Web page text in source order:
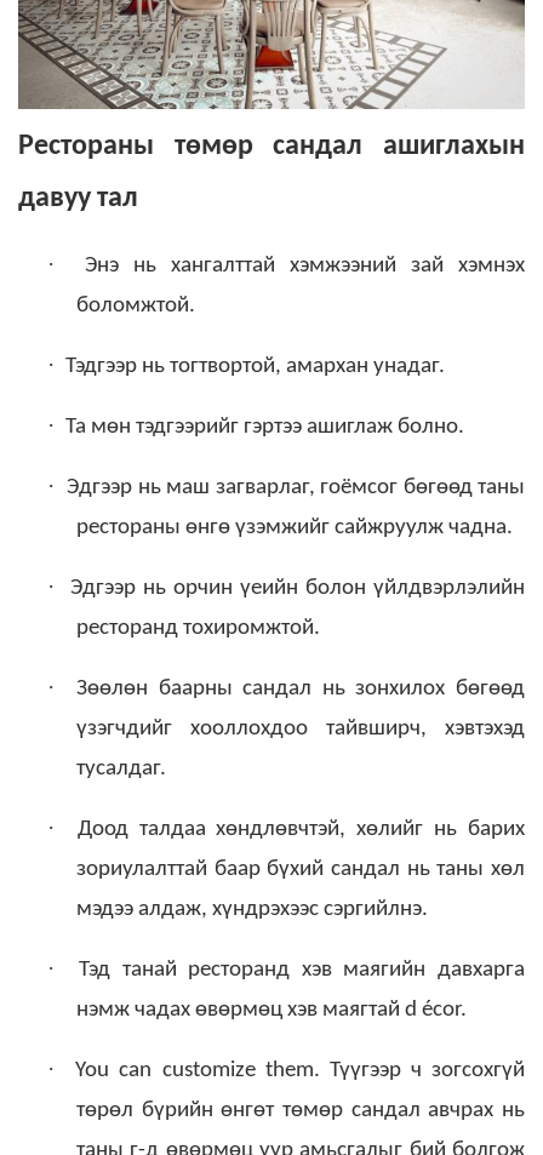
Рестораны төмөр сандал ашиглахын
давуу тал
·
Энэ нь хангалттай хэмжээний зай хэмнэх
боломжтой.
· Тэдгээр нь тогтвортой, амархан унадаг.
· Та мөн тэдгээрийг гэртээ ашиглаж болно.
· Эдгээр нь маш загварлаг, гоёмсог бөгөөд таны
рестораны өнгө үзэмжийг сайжруулж чадна.
·
Эдгээр нь орчин үеийн болон үйлдвэрлэлийн
ресторанд тохиромжтой.
·
Зөөлөн баарны сандал нь зонхилох бөгөөд
үзэгчдийг хооллохдоо тайвширч, хэвтэхэд
тусалдаг.
·
Доод талдаа хөндлөвчтэй, хөлийг нь барих
зориулалттай баар бүхий сандал нь таны хөл
мэдээ алдаж, хүндрэхээс сэргийлнэ.
·
Тэд танай ресторанд хэв маягийн давхарга
нэмж чадах өвөрмөц хэв маягтай d écor.
·
You can customize them. Түүгээр ч зогсохгүй
төрөл бүрийн өнгөт төмөр сандал авчрах нь
таны г-д өвөрмөц уур амьсгалыг бий болгож